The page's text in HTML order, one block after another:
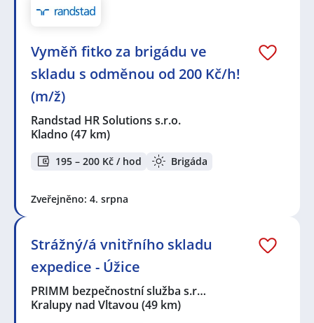
Vyměň fitko za brigádu ve
skladu s odměnou od 200 Kč/h!
(m/ž)
Randstad HR Solutions s.r.o.
Kladno (47 km)
195 – 200 Kč / hod Brigáda
Zveřejněno: 4. srpna
Strážný/á vnitřního skladu
expedice - Úžice
PRIMM bezpečnostní služba s.r…
Kralupy nad Vltavou (49 km)